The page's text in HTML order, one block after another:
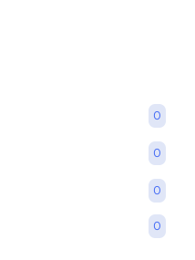
0
0
0
0